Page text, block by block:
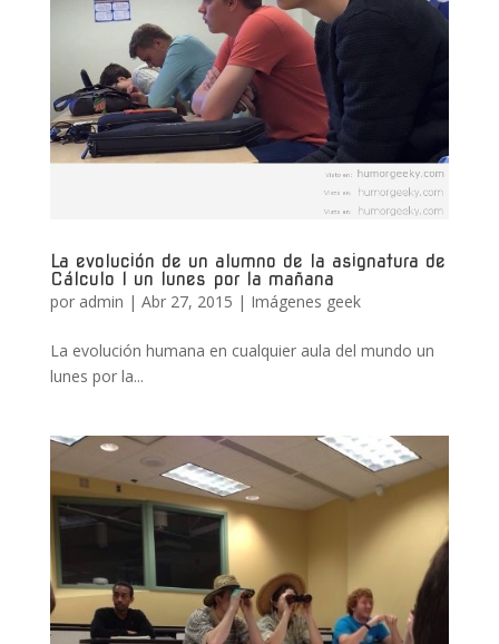
La evolución de un alumno de la asignatura de
Cálculo I un lunes por la mañana
por admin | Abr 27, 2015 | Imágenes geek
La evolución humana en cualquier aula del mundo un
lunes por la...